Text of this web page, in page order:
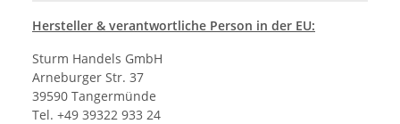
Hersteller & verantwortliche Person in der EU:
Sturm Handels GmbH
Arneburger Str. 37
39590 Tangermünde
Tel. +49 39322 933 24